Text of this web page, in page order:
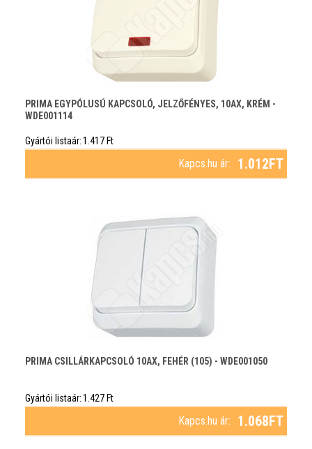
PRIMA EGYPÓLUSÚ KAPCSOLÓ, JELZŐFÉNYES, 10AX, KRÉM -
WDE001114
Gyártói listaár: 1.417 Ft
Kapcs.hu ár: 1.012FT
PRIMA CSILLÁRKAPCSOLÓ 10AX, FEHÉR (105) - WDE001050
Gyártói listaár: 1.427 Ft
Kapcs.hu ár: 1.068FT